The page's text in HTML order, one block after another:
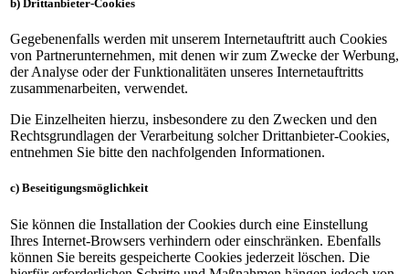
b) Drittanbieter-Cookies
Gegebenenfalls werden mit unserem Internetauftritt auch Cookies
von Partnerunternehmen, mit denen wir zum Zwecke der Werbung,
der Analyse oder der Funktionalitäten unseres Internetauftritts
zusammenarbeiten, verwendet.
Die Einzelheiten hierzu, insbesondere zu den Zwecken und den
Rechtsgrundlagen der Verarbeitung solcher Drittanbieter-Cookies,
entnehmen Sie bitte den nachfolgenden Informationen.
c) Beseitigungsmöglichkeit
Sie können die Installation der Cookies durch eine Einstellung
Ihres Internet-Browsers verhindern oder einschränken. Ebenfalls
können Sie bereits gespeicherte Cookies jederzeit löschen. Die